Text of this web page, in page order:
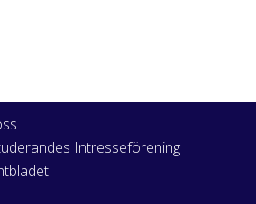
Intresseförening